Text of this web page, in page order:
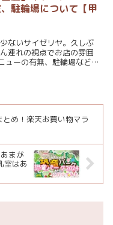
駐輪場について【甲
ューの有無、駐輪場など紹
め！楽天お買い物マラ
まが
室はあ